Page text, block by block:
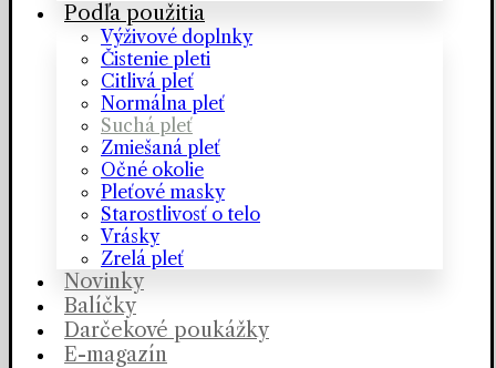
Podľa použitia
Výživové doplnky
Čistenie pleti
Citlivá pleť
Normálna pleť
Suchá pleť
Zmiešaná pleť
Očné okolie
Pleťové masky
Starostlivosť o telo
Vrásky
Zrelá pleť
Novinky
Balíčky
Darčekové poukážky
E-magazín